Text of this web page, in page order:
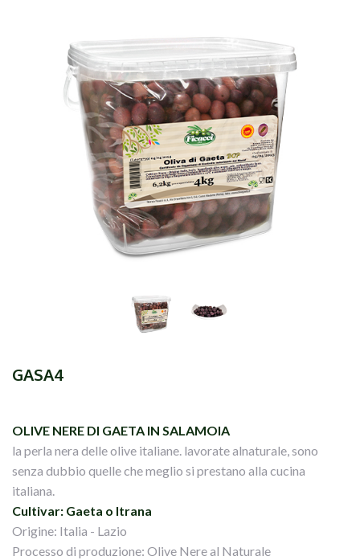
GASA4
OLIVE NERE DI GAETA IN SALAMOIA
la perla nera delle olive italiane. lavorate alnaturale, sono
senza dubbio quelle che meglio si prestano alla cucina
italiana.
Cultivar: Gaeta o Itrana
Origine: Italia - Lazio
Processo di produzione: Olive Nere al Naturale